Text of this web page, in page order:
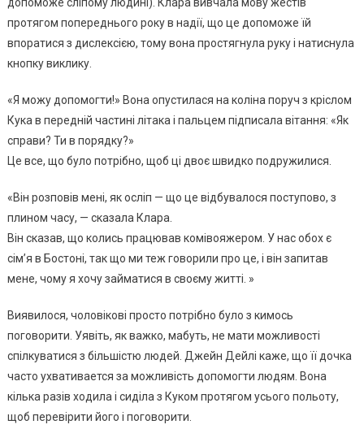
протягом попереднього року в надії, що це допоможе їй
впоратися з дислексією, тому вона простягнула руку і натиснула
кнопку виклику.
«Я можу допомогти!» Вона опустилася на коліна поруч з кріслом
Кука в передній частині літака і пальцем підписала вітання: «Як
справи? Ти в порядку?»
Це все, що було потрібно, щоб ці двоє швидко подружилися.
«Він розповів мені, як осліп — що це відбувалося поступово, з
плином часу, — сказала Клара.
Він сказав, що колись працював комівояжером. У нас обох є
сім’я в Бостоні, так що ми теж говорили про це, і він запитав
мене, чому я хочу займатися в своєму житті. »
Виявилося, чоловікові просто потрібно було з кимось
поговорити. Уявіть, як важко, мабуть, не мати можливості
спілкуватися з більшістю людей. Джейн Дейлі каже, що її дочка
часто ухвативается за можливість допомогти людям. Вона
кілька разів ходила і сиділа з Куком протягом усього польоту,
щоб перевірити його і поговорити.